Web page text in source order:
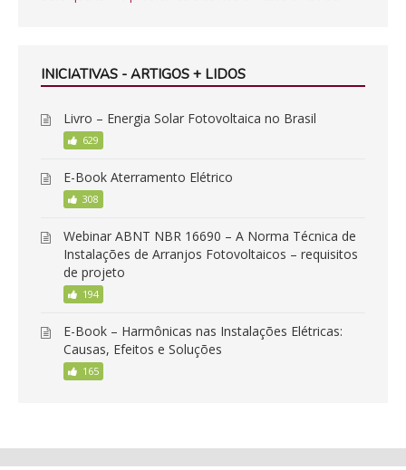
INICIATIVAS - ARTIGOS + LIDOS
Livro – Energia Solar Fotovoltaica no Brasil
629
E-Book Aterramento Elétrico
308
Webinar ABNT NBR 16690 – A Norma Técnica de
Instalações de Arranjos Fotovoltaicos – requisitos
de projeto
194
E-Book – Harmônicas nas Instalações Elétricas:
Causas, Efeitos e Soluções
165